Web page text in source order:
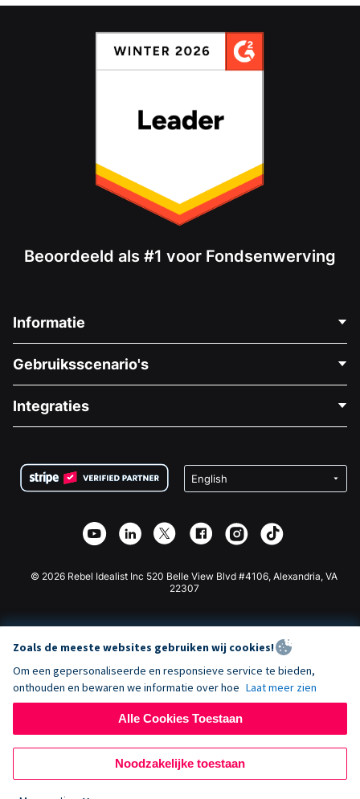
Beoordeeld als #1 voor Fondsenwerving
Informatie
Over Ons
Vacatures
Privacy
Affiliate Partnerschap
Gebruiksscenario's
Medische Fondsenwerving
Goede Doelen Fondsenwerving
Integraties
Wix Donatie Plugin
Webflow Donatie App
Joomla Donatie
© 2026 Rebel Idealist Inc 520 Belle View Blvd #4106, Alexandria, VA
22307
Zoals de meeste websites gebruiken wij cookies!
Om een gepersonaliseerde en responsieve service te bieden,
onthouden en bewaren we informatie over hoe Laat meer zien
Alle Cookies Toestaan
Noodzakelijke toestaan